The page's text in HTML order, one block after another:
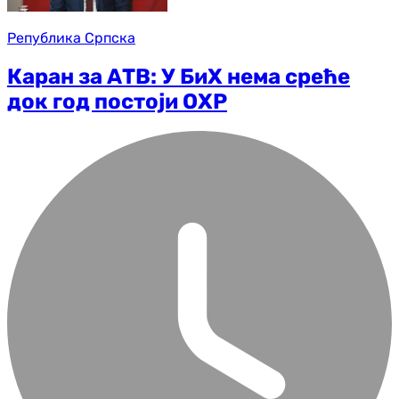
Република Српска
Каран за АТВ: У БиХ нема среће
док год постоји ОХР